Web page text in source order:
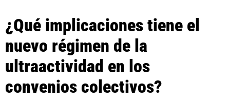
¿Qué implicaciones tiene el
nuevo régimen de la
ultraactividad en los
convenios colectivos?